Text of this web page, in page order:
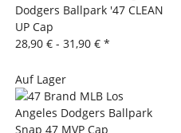
Dodgers Ballpark '47 CLEAN
UP Cap
28,90 € - 31,90 € *
Auf Lager